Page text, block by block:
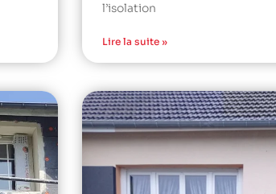
l’isolation
Lire la suite »